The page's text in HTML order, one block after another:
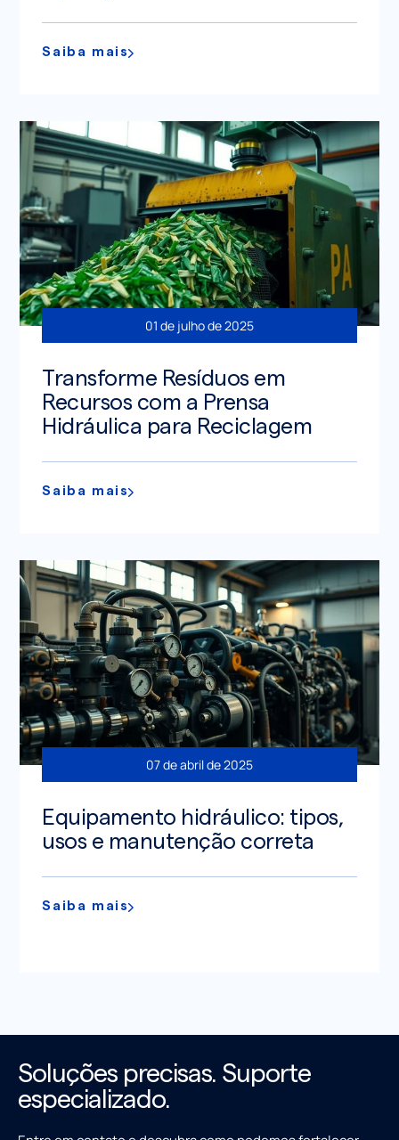
Saiba mais
01 de julho de 2025
Transforme Resíduos em
Recursos com a Prensa
Hidráulica para Reciclagem
Saiba mais
07 de abril de 2025
Equipamento hidráulico: tipos,
usos e manutenção correta
Saiba mais
Soluções precisas. Suporte
especializado.